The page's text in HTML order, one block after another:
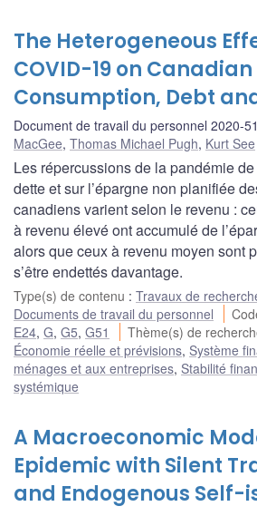
The Heterogeneous
COVID-19 on
Consumption, Debt
Document de travail du personnel 2020-51
MacGee, Thomas Michael Pugh, Kurt See
Les répercussions de la pandémie
dette et sur l’épargne non planifiée
canadiens varient selon le revenu :
à revenu élevé ont accumulé de
alors que ceux à revenu moyen sont
s’être endettés davantage.
Type(s) de contenu : Travaux de
Documents de travail du personnel
E24, G, G5, G51 Thème(s) de
Économie réelle et prévisions, Système
ménages et aux entreprises, Stabilité
systémique
A Macroeconomic
Epidemic with Silent
and Endogenous Self-